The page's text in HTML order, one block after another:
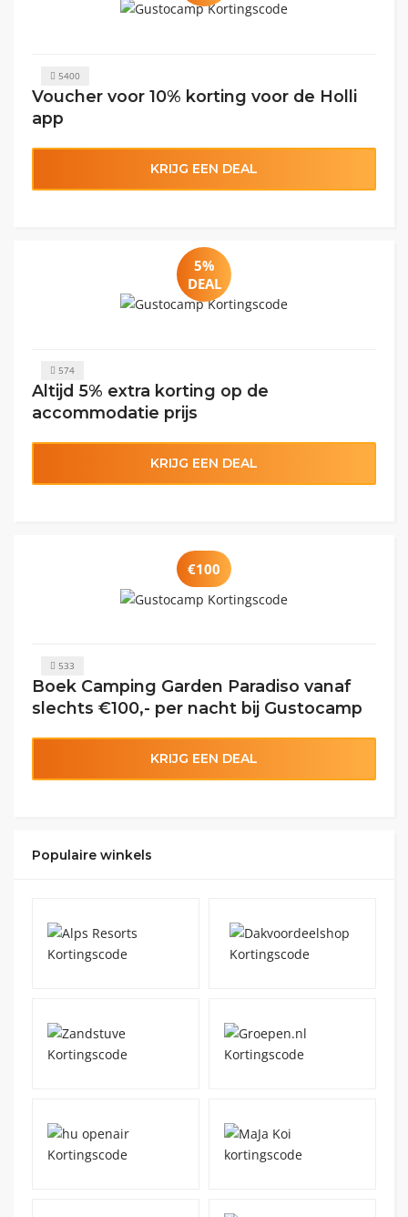
5400
Voucher voor 10% korting voor de Holli
app
KRIJG EEN DEAL
5%
DEAL
574
Altijd 5% extra korting op de
accommodatie prijs
KRIJG EEN DEAL
€100
533
Boek Camping Garden Paradiso vanaf
slechts €100,- per nacht bij Gustocamp
KRIJG EEN DEAL
Populaire winkels